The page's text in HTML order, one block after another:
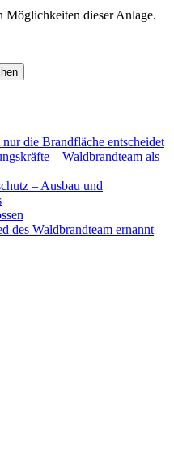
Möglichkeiten dieser Anlage.
die Brandfläche entscheidet
– Waldbrandteam als
– Ausbau und
des Waldbrandteam ernannt